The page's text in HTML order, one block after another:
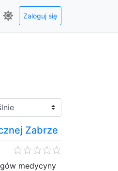
Zaloguj się
Zabrze
medycyny